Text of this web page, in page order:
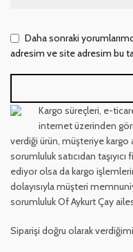
Daha sonraki
adresim ve site adresim bu
Kargo süreçleri, e-
internet üzerinden
verdiği ürün, müşteriye kargo
sorumluluk satıcıdan
ediyor olsa da kargo
dolayısıyla müşteri
sorumluluk Of Aykurt Çay
Siparişi doğru olarak verdiğimi